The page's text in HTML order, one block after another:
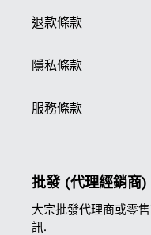
退款條款
隱私條款
服務條款
批發 (代理經銷商)
大宗批發代理商或零
訊.